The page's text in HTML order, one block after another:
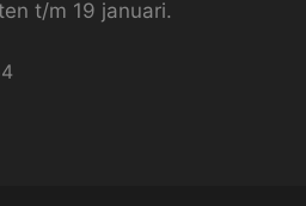
t/m 19 januari.